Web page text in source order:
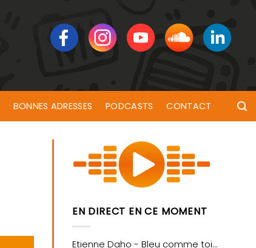
BONNES ADRESSES PODCASTS CONTACT
EN DIRECT EN CE MOMENT